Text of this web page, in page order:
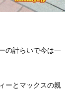
の計らいで今は一
ーとマックスの親